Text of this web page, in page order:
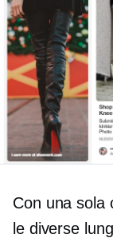
Con una sola
le diverse